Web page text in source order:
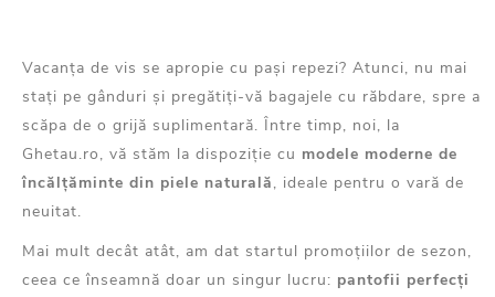
Vacanța de vis se apropie cu pași repezi? Atunci, nu mai
stați pe gânduri și pregătiți-vă bagajele cu răbdare, spre a
scăpa de o grijă suplimentară. Între timp, noi, la
Ghetau.ro, vă stăm la dispoziție cu modele moderne de
încălțăminte din piele naturală, ideale pentru o vară de
neuitat.
Mai mult decât atât, am dat startul promoțiilor de sezon,
ceea ce înseamnă doar un singur lucru: pantofii perfecți